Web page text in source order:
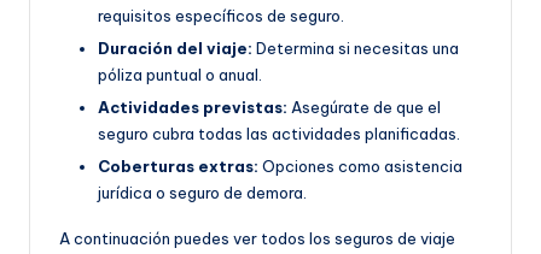
requisitos específicos de seguro.
Duración del viaje: Determina si necesitas una
póliza puntual o anual.
Actividades previstas: Asegúrate de que el
seguro cubra todas las actividades planificadas.
Coberturas extras: Opciones como asistencia
jurídica o seguro de demora.
A continuación puedes ver todos los seguros de viaje